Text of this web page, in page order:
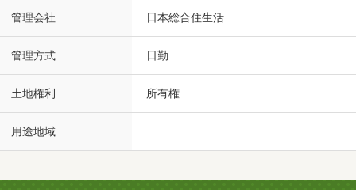
管理会社 日本総合住生活
管理方式 日勤
土地権利 所有権
用途地域